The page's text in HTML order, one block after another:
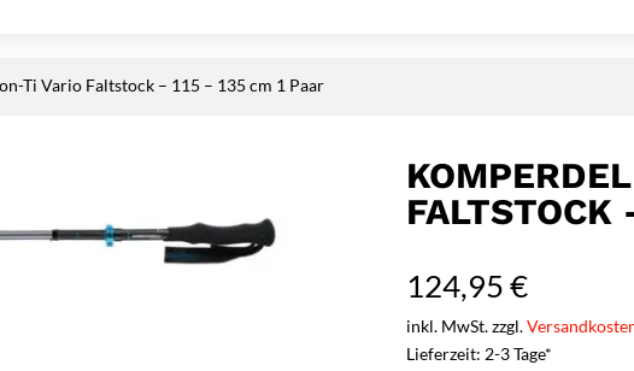
Ti Vario Faltstock – 115 – 135 cm 1 Paar
FALTSTOCK
124,95€
inkl. MwSt. zzgl.
Lieferzeit: 2-3 Tage*